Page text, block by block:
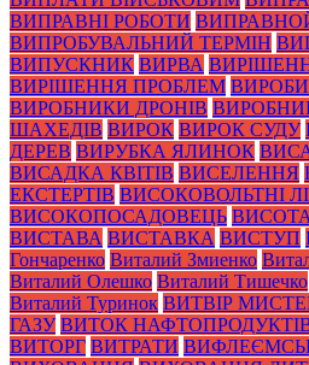
ВИПРАВНІ РОБОТИ
ВИПРОБУВАЛЬНИЙ ТЕРМІН
ВИПУСКНИК ВИРВА
ВИРІШЕННЯ ПРОБЛЕМ ВИРОБИ
ВИРОБНИКИ ДРОНІВ
ШАХЕДІВ ВИРОК ВИРОК СУДУ
ДЕРЕВ ВИРУБКА ЯЛИНОК
ВИСАДКА КВІТІВ ВИСЕЛЕННЯ
ЕКСТЕРТІВ ВИСОКОВОЛЬТНІ
ВИСОКОПОСАДОВЕЦЬ ВИСОТА
ВИСТАВА ВИСТАВКА ВИСТУП
Гончаренко Виталий Змиенко
Виталий Олешко Виталий Тишечко
Виталий Туринок ВИТВІР
ГАЗУ ВИТОК
ВИТОРГ ВИТРАТИ